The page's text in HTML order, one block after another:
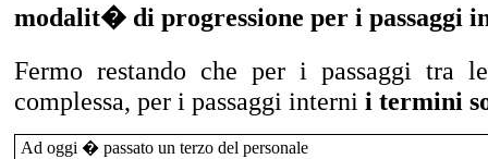
modalit� di progressione per i passaggi
Fermo restando che per i passaggi
complessa, per i passaggi interni i termini
Ad oggi � passato un terzo del personale